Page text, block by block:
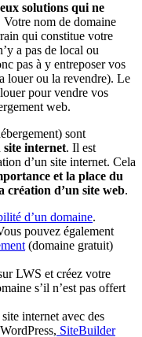
solutions qui ne
Votre nom de domaine
qui constitue votre
a pas de local ou
pas à y entreposer vos
louer ou la revendre). Le
pour vendre vos
web.
sont
site internet. Il est
d’un site internet. Cela
et la place du
création d’un site web.
d’un domaine.
pouvez également
(domaine gratuit)
LWS et créez votre
s’il n’est pas offert
internet avec des
SiteBuilder